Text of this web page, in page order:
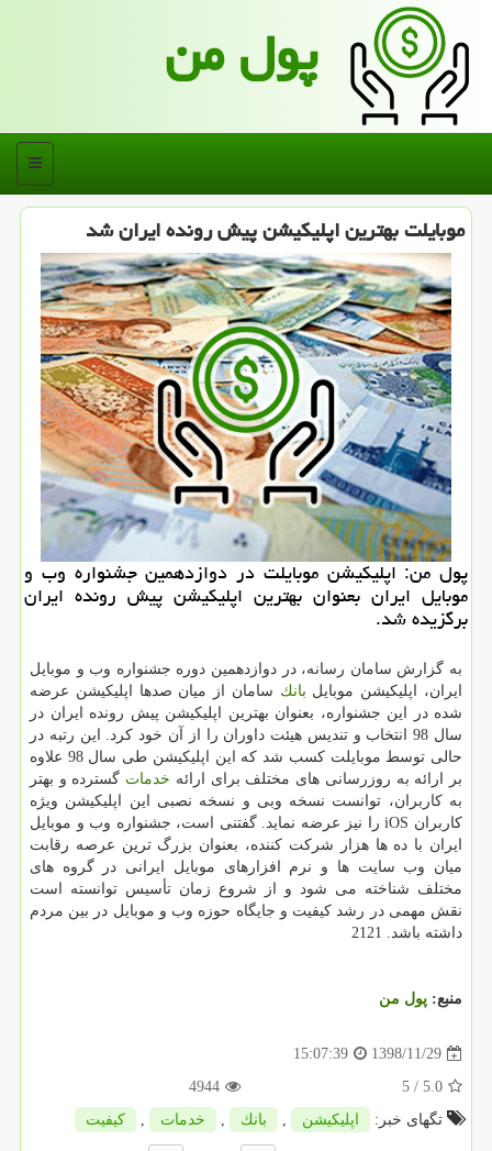
پول من
منو
موبایلت بهترین اپلیكیشن پیش رونده ایران شد
پول من: اپلیكیشن موبایلت در دوازدهمین جشنواره وب و
موبایل ایران بعنوان بهترین اپلیكیشن پیش رونده ایران
برگزیده شد.
به گزارش سامان رسانه، در دوازدهمین دوره جشنواره وب و موبایل
ایران، اپلیكیشن موبایل بانك سامان از میان صدها اپلیكیشن عرضه
شده در این جشنواره، بعنوان بهترین اپلیكیشن پیش رونده ایران در
سال 98 انتخاب و تندیس هیئت داوران را از آن خود كرد. این رتبه در
حالی توسط موبایلت كسب شد كه این اپلیكیشن طی سال 98 علاوه
بر ارائه به روزرسانی های مختلف برای ارائه خدمات گسترده و بهتر
به كاربران، توانست نسخه وبی و نسخه نصبی این اپلیكیشن ویژه
كاربران iOS را نیز عرضه نماید. گفتنی است، جشنواره وب و موبایل
ایران با ده ها هزار شركت كننده، بعنوان بزرگ ترین عرصه رقابت
میان وب سایت ها و نرم افزارهای موبایل ایرانی در گروه های
مختلف شناخته می شود و از شروع زمان تأسیس توانسته است
نقش مهمی در رشد كیفیت و جایگاه حوزه وب و موبایل در بین مردم
داشته باشد. 2121
منبع: پول من
1398/11/29
15:07:39
5.0
/ 5
4944
تگهای خبر:
اپلیكیشن , بانك , خدمات , كیفیت